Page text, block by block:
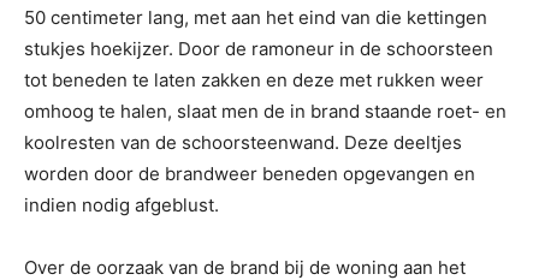
50 centimeter lang, met aan het eind van die kettingen
stukjes hoekijzer. Door de ramoneur in de schoorsteen
tot beneden te laten zakken en deze met rukken weer
omhoog te halen, slaat men de in brand staande roet- en
koolresten van de schoorsteenwand. Deze deeltjes
worden door de brandweer beneden opgevangen en
indien nodig afgeblust.
Over de oorzaak van de brand bij de woning aan het